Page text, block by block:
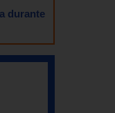
durante